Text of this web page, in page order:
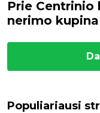
Prie Centrinio
nerimo
Populiariausi